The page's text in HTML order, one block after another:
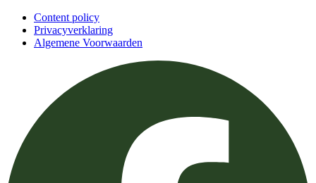
Content policy
Privacyverklaring
Algemene Voorwaarden